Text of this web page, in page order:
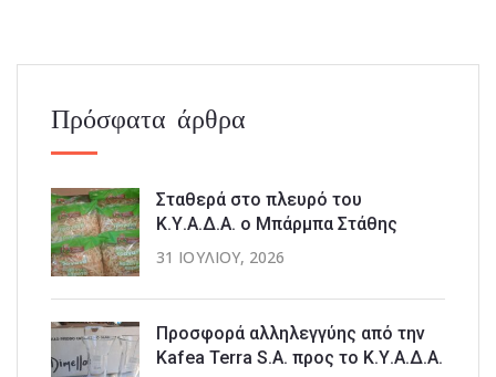
Πρόσφατα άρθρα
Σταθερά στο πλευρό του
Κ.Υ.Α.Δ.Α. ο Μπάρμπα Στάθης
31 ΙΟΥΛΊΟΥ, 2026
Προσφορά αλληλεγγύης από την
Kafea Terra S.A. προς το Κ.Υ.Α.Δ.Α.